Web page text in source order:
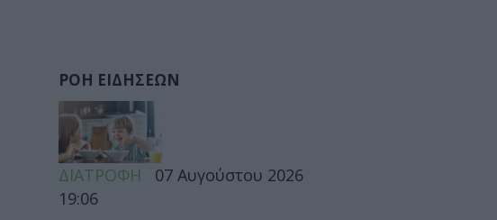
ΡΟΗ ΕΙΔΗΣΕΩΝ
ΔΙΑΤΡΟΦΗ
07 Αυγούστου 2026
19:06